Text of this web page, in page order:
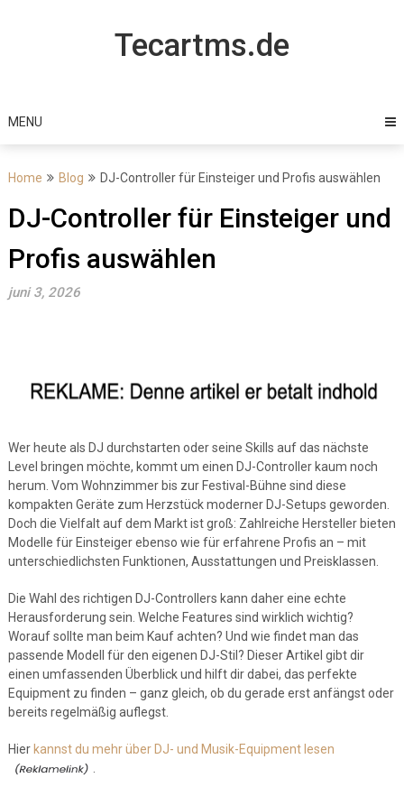
Tecartms.de
MENU
Home Blog DJ-Controller für Einsteiger und Profis auswählen
DJ-Controller für Einsteiger und
Profis auswählen
juni 3, 2026
Wer heute als DJ durchstarten oder seine Skills auf das nächste
Level bringen möchte, kommt um einen DJ-Controller kaum noch
herum. Vom Wohnzimmer bis zur Festival-Bühne sind diese
kompakten Geräte zum Herzstück moderner DJ-Setups geworden.
Doch die Vielfalt auf dem Markt ist groß: Zahlreiche Hersteller bieten
Modelle für Einsteiger ebenso wie für erfahrene Profis an – mit
unterschiedlichsten Funktionen, Ausstattungen und Preisklassen.
Die Wahl des richtigen DJ-Controllers kann daher eine echte
Herausforderung sein. Welche Features sind wirklich wichtig?
Worauf sollte man beim Kauf achten? Und wie findet man das
passende Modell für den eigenen DJ-Stil? Dieser Artikel gibt dir
einen umfassenden Überblick und hilft dir dabei, das perfekte
Equipment zu finden – ganz gleich, ob du gerade erst anfängst oder
bereits regelmäßig auflegst.
Hier kannst du mehr über DJ- und Musik-Equipment lesen